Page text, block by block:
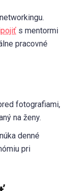
s mentormi
pracovné
fotografiami,
na ženy.
denné
pri